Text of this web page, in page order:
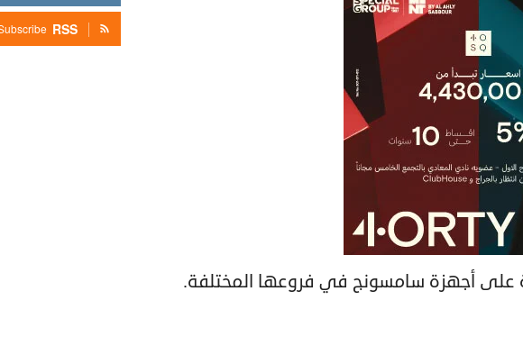
على أجهزة سامسونج في فروعها المختلفة.
RSS